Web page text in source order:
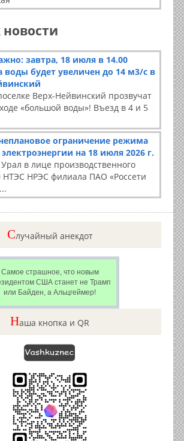
новости
завтра, 18 июля в 14.00
воды будет увеличен до 14 м3/с в
Верх-Нейвинский прозвучат
«большой воды»! Въезд в 4 и 5
ограничение режима
на 18 июля 2026 г.
в лице производственного
НРЭС филиала ПАО «Россети
Cлучайный анекдот
Самое страшное, что новым
США станет не Трамп
или Байден, а Альцгеймер!
Наша кнопка и QR